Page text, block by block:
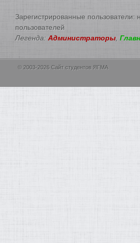
Зарегистрированные пользователи:
пользователей
Легенда: Администраторы
© 2003-2026 Сайт студентов ЯГМА